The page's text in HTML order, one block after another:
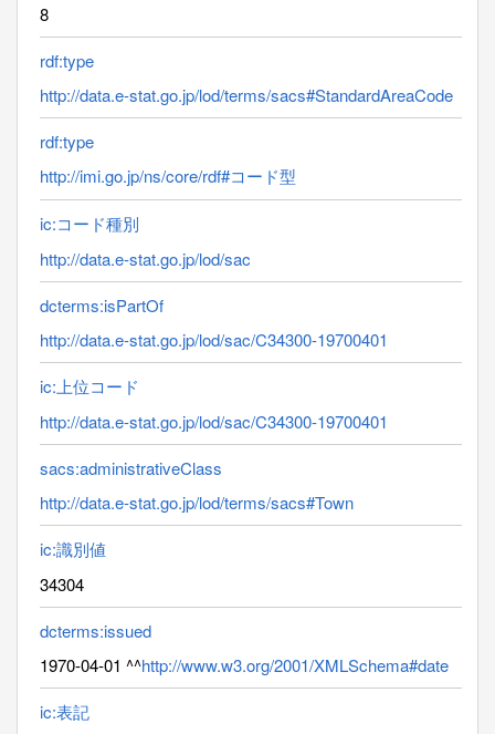
8
rdf:type
http://data.e-stat.go.jp/lod/terms/sacs#StandardAreaCode
rdf:type
http://imi.go.jp/ns/core/rdf#コード型
ic:コード種別
http://data.e-stat.go.jp/lod/sac
dcterms:isPartOf
http://data.e-stat.go.jp/lod/sac/C34300-19700401
ic:上位コード
http://data.e-stat.go.jp/lod/sac/C34300-19700401
sacs:administrativeClass
http://data.e-stat.go.jp/lod/terms/sacs#Town
ic:識別値
34304
dcterms:issued
1970-04-01 ^^http://www.w3.org/2001/XMLSchema#date
ic:表記